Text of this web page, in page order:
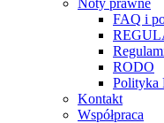
Noty prawne
FAQ i
RODO
Polityka
Kontakt
Współpraca